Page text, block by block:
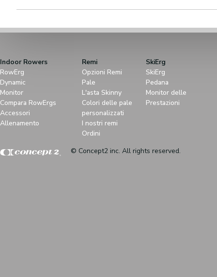
Indoor Rowers
RowErg
Dynamic
Monitor
Compara RowErgs
Accessori
Allenamento
Remi
Opzioni Remi
Pale
L'asta Skinny
Colori delle pale
personalizzati
I nostri remi
Ordini
SkiErg
SkiErg
Pedana
Monitor delle
Prestazioni
© Concept2 inc. All rights reserved.